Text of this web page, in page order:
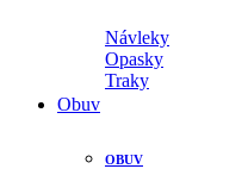
Návleky
Opasky
Traky
Obuv
OBUV